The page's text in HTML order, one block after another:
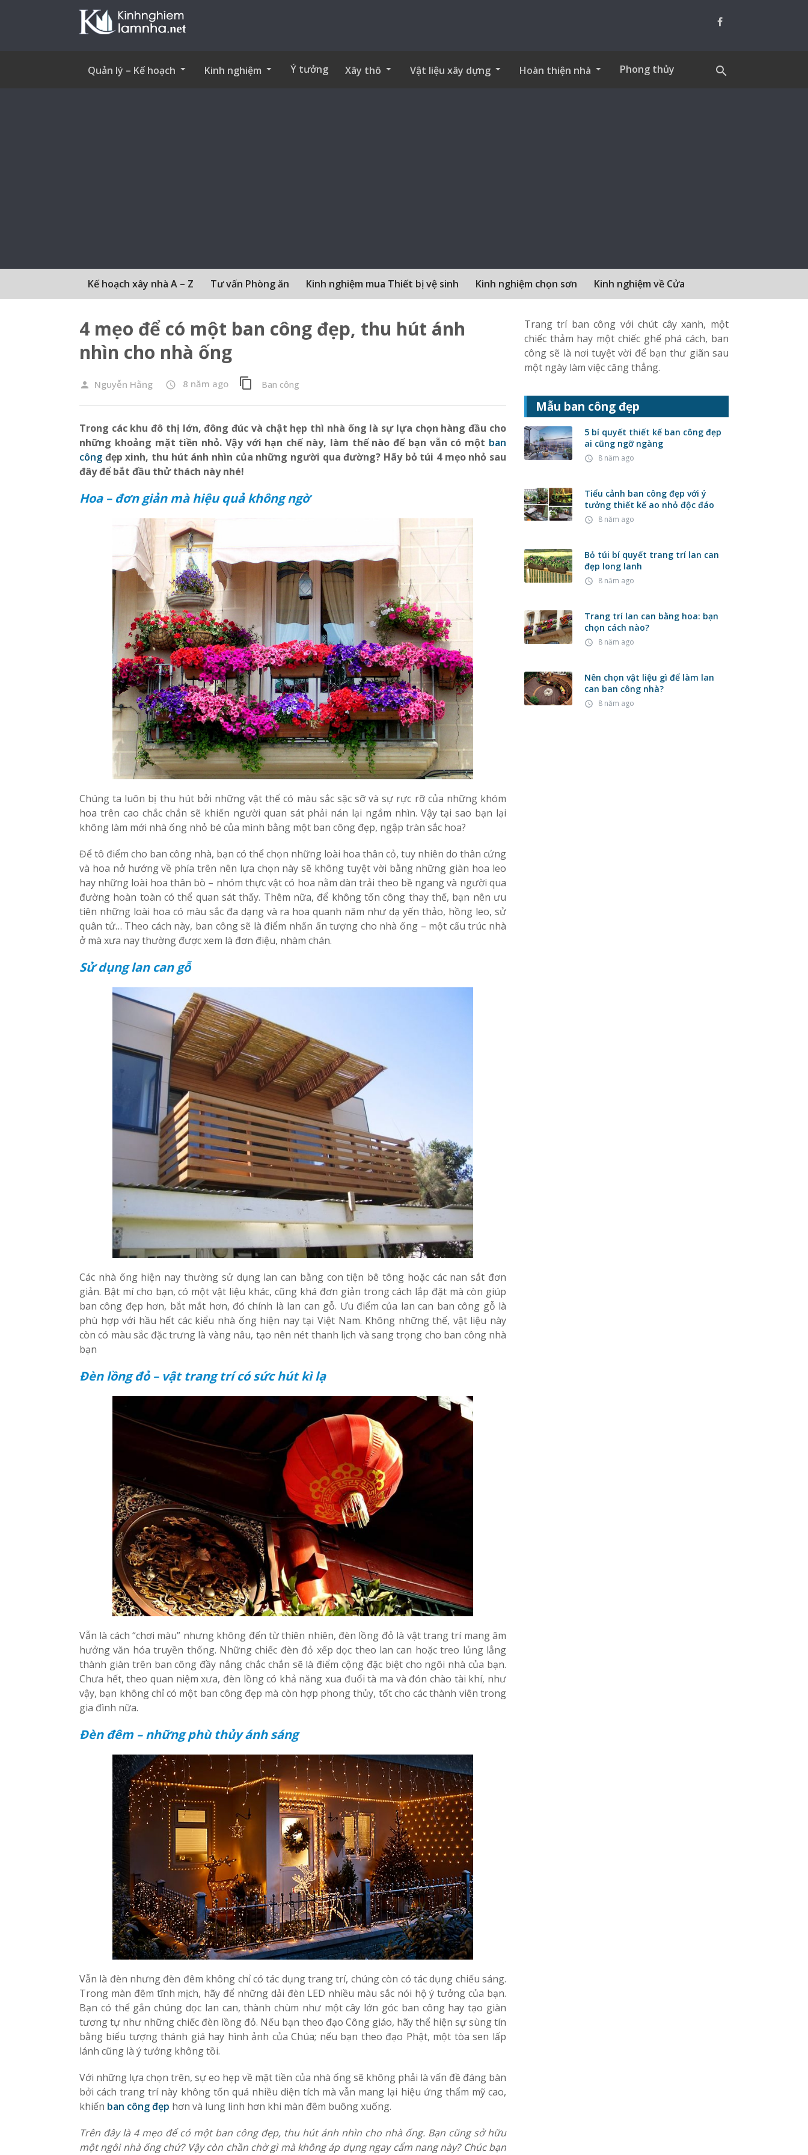
Quản lý – Kế hoạch Kinh nghiệm Ý tưởng Xây thô Vật liệu xây dựng Hoàn thiện nhà Phong thủy search
Kế hoạch xây nhà A – Z Tư vấn Phòng ăn Kinh nghiệm mua Thiết bị vệ sinh Kinh nghiệm chọn sơn Kinh nghiệm về Cửa
4 mẹo để có một ban công đẹp, thu hút ánh
nhìn cho nhà ống
person Nguyễn Hằng access_time 8 năm ago content_copy Ban công
Trong các khu đô thị lớn, đông đúc và chật hẹp thì nhà ống là sự lựa chọn hàng đầu cho
những khoảng mặt tiền nhỏ. Vậy với hạn chế này, làm thế nào để bạn vẫn có một ban
công đẹp xinh, thu hút ánh nhìn của những người qua đường? Hãy bỏ túi 4 mẹo nhỏ sau
đây để bắt đầu thử thách này nhé!
Hoa – đơn giản mà hiệu quả không ngờ
Chúng ta luôn bị thu hút bởi những vật thể có màu sắc sặc sỡ và sự rực rỡ của những khóm
hoa trên cao chắc chắn sẽ khiến người quan sát phải nán lại ngắm nhìn. Vậy tại sao bạn lại
không làm mới nhà ống nhỏ bé của mình bằng một ban công đẹp, ngập tràn sắc hoa?
Để tô điểm cho ban công nhà, bạn có thể chọn những loài hoa thân cỏ, tuy nhiên do thân cứng
và hoa nở hướng về phía trên nên lựa chọn này sẽ không tuyệt vời bằng những giàn hoa leo
hay những loài hoa thân bò – nhóm thực vật có hoa nằm dàn trải theo bề ngang và người qua
đường hoàn toàn có thể quan sát thấy. Thêm nữa, để không tốn công thay thế, bạn nên ưu
tiên những loài hoa có màu sắc đa dạng và ra hoa quanh năm như dạ yến thảo, hồng leo, sử
quân tử… Theo cách này, ban công sẽ là điểm nhấn ấn tượng cho nhà ống – một cấu trúc nhà
ở mà xưa nay thường được xem là đơn điệu, nhàm chán.
Sử dụng lan can gỗ
Các nhà ống hiện nay thường sử dụng lan can bằng con tiện bê tông hoặc các nan sắt đơn
giản. Bật mí cho bạn, có một vật liệu khác, cũng khá đơn giản trong cách lắp đặt mà còn giúp
ban công đẹp hơn, bắt mắt hơn, đó chính là lan can gỗ. Ưu điểm của lan can ban công gỗ là
phù hợp với hầu hết các kiểu nhà ống hiện nay tại Việt Nam. Không những thế, vật liệu này
còn có màu sắc đặc trưng là vàng nâu, tạo nên nét thanh lịch và sang trọng cho ban công nhà
bạn
Đèn lồng đỏ – vật trang trí có sức hút kì lạ
Vẫn là cách “chơi màu” nhưng không đến từ thiên nhiên, đèn lồng đỏ là vật trang trí mang âm
hưởng văn hóa truyền thống. Những chiếc đèn đỏ xếp dọc theo lan can hoặc treo lủng lẳng
thành giàn trên ban công đầy nắng chắc chắn sẽ là điểm cộng đặc biệt cho ngôi nhà của bạn.
Chưa hết, theo quan niệm xưa, đèn lồng có khả năng xua đuổi tà ma và đón chào tài khí, như
vậy, bạn không chỉ có một ban công đẹp mà còn hợp phong thủy, tốt cho các thành viên trong
gia đình nữa.
Đèn đêm – những phù thủy ánh sáng
Vẫn là đèn nhưng đèn đêm không chỉ có tác dụng trang trí, chúng còn có tác dụng chiếu sáng.
Trong màn đêm tĩnh mịch, hãy để những dải đèn LED nhiều màu sắc nói hộ ý tưởng của bạn.
Bạn có thể gắn chúng dọc lan can, thành chùm như một cây lớn góc ban công hay tạo giàn
tương tự như những chiếc đèn lồng đỏ. Nếu bạn theo đạo Công giáo, hãy thể hiện sự sùng tín
bằng biểu tượng thánh giá hay hình ảnh của Chúa; nếu bạn theo đạo Phật, một tòa sen lấp
lánh cũng là ý tưởng không tồi.
Với những lựa chọn trên, sự eo hẹp về mặt tiền của nhà ống sẽ không phải là vấn đề đáng bàn
bởi cách trang trí này không tốn quá nhiều diện tích mà vẫn mang lại hiệu ứng thẩm mỹ cao,
khiến ban công đẹp hơn và lung linh hơn khi màn đêm buông xuống.
Trên đây là 4 mẹo để có một ban công đẹp, thu hút ánh nhìn cho nhà ống. Bạn cũng sở hữu
một ngôi nhà ống chứ? Vậy còn chần chờ gì mà không áp dụng ngay cẩm nang này? Chúc bạn
Trang trí ban công với chút cây xanh, một
chiếc thảm hay một chiếc ghế phá cách, ban
công sẽ là nơi tuyệt vời để bạn thư giãn sau
một ngày làm việc căng thẳng.
Mẫu ban công đẹp
5 bí quyết thiết kế ban công đẹp
ai cũng ngỡ ngàng
access_time 8 năm ago
Tiểu cảnh ban công đẹp với ý
tưởng thiết kế ao nhỏ độc đáo
access_time 8 năm ago
Bỏ túi bí quyết trang trí lan can
đẹp long lanh
access_time 8 năm ago
Trang trí lan can bằng hoa: bạn
chọn cách nào?
access_time 8 năm ago
Nên chọn vật liệu gì để làm lan
can ban công nhà?
access_time 8 năm ago